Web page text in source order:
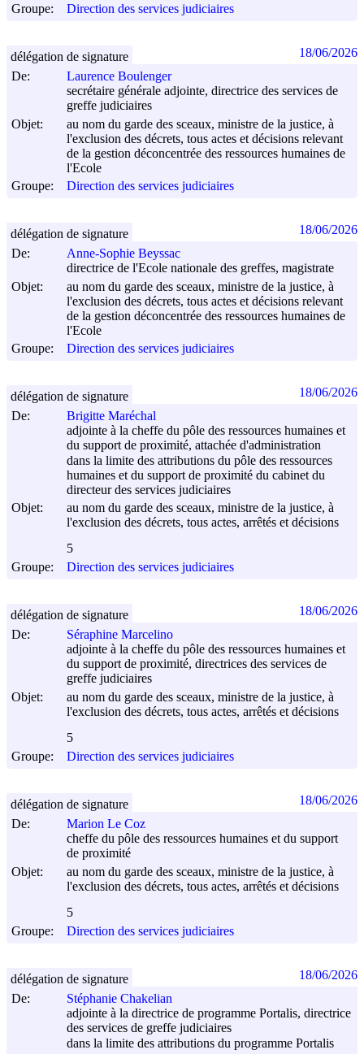
Groupe:
Direction des services judiciaires
De:
Laurence Boulenger
secrétaire générale adjointe, directrice des services de
greffe judiciaires
Objet:
au nom du garde des sceaux, ministre de la justice, à
l'exclusion des décrets, tous actes et décisions relevant
de la gestion déconcentrée des ressources humaines de
l'Ecole
Groupe:
Direction des services judiciaires
délégation de signature 18/06/2026
De:
Anne-Sophie Beyssac
directrice de l'Ecole nationale des greffes, magistrate
Objet:
au nom du garde des sceaux, ministre de la justice, à
l'exclusion des décrets, tous actes et décisions relevant
de la gestion déconcentrée des ressources humaines de
l'Ecole
Groupe:
Direction des services judiciaires
délégation de signature 18/06/2026
De:
Brigitte Maréchal
adjointe à la cheffe du pôle des ressources humaines et
du support de proximité, attachée d'administration
dans la limite des attributions du pôle des ressources
humaines et du support de proximité du cabinet du
directeur des services judiciaires
Objet:
au nom du garde des sceaux, ministre de la justice, à
l'exclusion des décrets, tous actes, arrêtés et décisions
5
Groupe:
Direction des services judiciaires
délégation de signature 18/06/2026
De:
Séraphine Marcelino
adjointe à la cheffe du pôle des ressources humaines et
du support de proximité, directrices des services de
greffe judiciaires
Objet:
au nom du garde des sceaux, ministre de la justice, à
l'exclusion des décrets, tous actes, arrêtés et décisions
5
Groupe:
Direction des services judiciaires
délégation de signature 18/06/2026
De:
Marion Le Coz
cheffe du pôle des ressources humaines et du support
de proximité
Objet:
au nom du garde des sceaux, ministre de la justice, à
l'exclusion des décrets, tous actes, arrêtés et décisions
5
Groupe:
Direction des services judiciaires
délégation de signature 18/06/2026
De:
Stéphanie Chakelian
adjointe à la directrice de programme Portalis, directrice
des services de greffe judiciaires
dans la limite des attributions du programme Portalis
délégation de signature 18/06/2026